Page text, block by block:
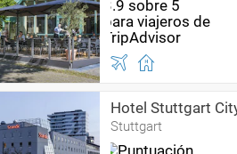
Hotel Stuttgart
Stuttgart